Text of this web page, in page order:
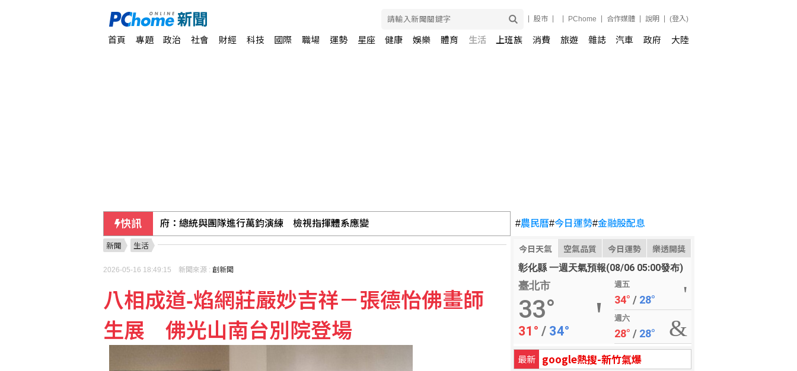
股市 PChome 合作媒體 說明 (登入)
首頁 專題 政治 社會 財經 科技 國際 職場 運勢 星座 健康 娛樂 體育 生活 上班族 消費 旅遊 雜誌 汽車 政府 大陸
快訊 華郵：不滿被瞞彈藥告罄 川普厲責赫格塞斯
白委妥協仍堅持凍預算！韓國瑜笑虧陳清龍
府：總統與團隊進行萬鈞演練 檢視指揮體系應變
#農民曆#今日運勢#金融股配息
今日天氣 空氣品質 今日運勢 樂透開獎
彰化縣 一週天氣預報(08/06 05:00發布)
臺北市
33°
31° / 34°
週五
34° / 28°
週六
28° / 28°
最新 google熱搜-新竹氣爆
新聞 生活
2026-05-16 18:49:15 新聞來源 : 創新聞
八相成道-焰網莊嚴妙吉祥－張德怡佛畫師
生展 佛光山南台別院登場